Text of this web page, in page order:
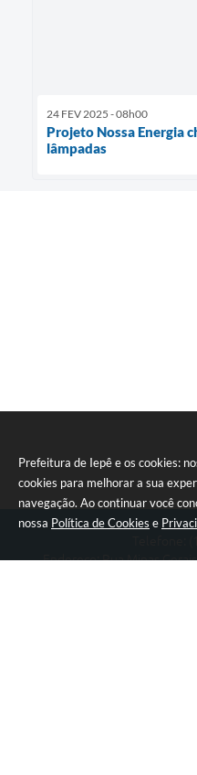
Prefeitura de Iepê e os cookies:
cookies para melhorar a sua
navegação. Ao continuar você
nossa Política de Cookies e
24 FEV 2025 - 08h00
Projeto Nossa Energia
lâmpadas
Endereço: Rua Minas